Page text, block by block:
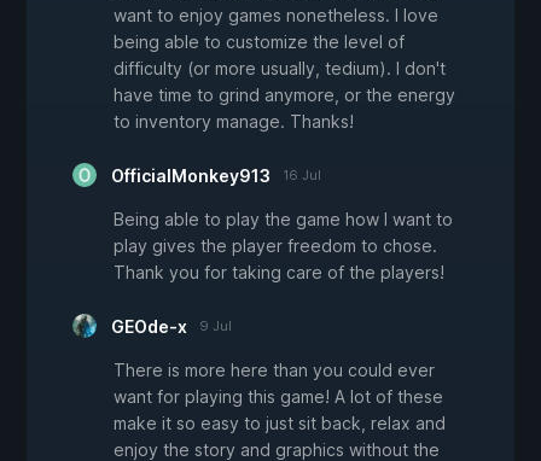
want to enjoy games nonetheless. I love
being able to customize the level of
difficulty (or more usually, tedium). I don't
have time to grind anymore, or the energy
to inventory manage. Thanks!
OfficialMonkey913 16 Jul
Being able to play the game how I want to
play gives the player freedom to chose.
Thank you for taking care of the players!
GEOde-x 9 Jul
There is more here than you could ever
want for playing this game! A lot of these
make it so easy to just sit back, relax and
enjoy the story and graphics without the